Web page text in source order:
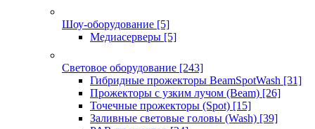
Шоу-оборудование [5]
Медиасерверы [5]
Световое оборудование [243]
Гибридные прожекторы BeamSpotWash [31]
Прожекторы с узким лучом (Beam) [26]
Точечные прожекторы (Spot) [15]
Заливные световые головы (Wash) [39]